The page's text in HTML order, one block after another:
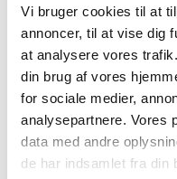
Vi bruger cookies til at
annoncer, til at vise dig
at analysere vores
din brug af vores
for sociale medier,
analysepartnere. Vores
data med andre
de har indsamlet fra din
Faste
*Gælder
Stort
Vi tilbyder
cremer,
produkter